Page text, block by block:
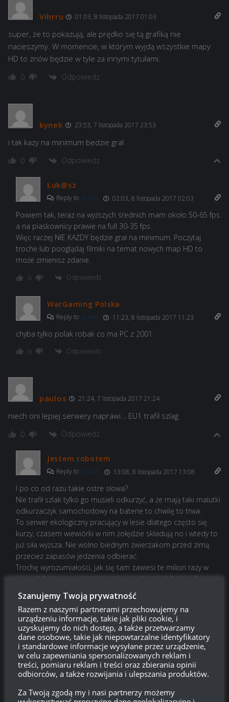
Vihrru 01:03, 8 listopada 2017 01:03
super, że to pokazują, ale prędko się tą grafiką nie
nacieszymy. W momencie, w którym wyjdą wszystkie mapy
HD to znów będzie w tyle za innymi tytułami.
0 Odpowiedz
kynek 23:53, 7 listopada 2017 23:53
i tak kazy na minimum bedzie gral
0 Odpowiedz
Łuk@sz
Reply to kynek 02:03, 8 listopada 2017 02:03
Powiem tak, teraz na wyższych średnich mam około 50-65 fps
a na piaskownicy prawie na full 30-35 fps.
Więc raczej NIE KAŻDY będzie grał na minimum. Poczytaj
troche lub pooglądaj filmiki na temat nowych map HD to
może zmienisz zdanie.
0 Odpowiedz
WarGaming Polska
Reply to kynek 11:23, 8 listopada 2017 11:23
chyba tylko polak robak co ma PC z 2001
0 Odpowiedz
paulos 21:24, 7 listopada 2017 21:24
niech oni lepiej serwery naprawi… EU1 trafił szlag
0 Odpowiedz
Jestem robotem
Reply to paulos 13:08, 8 listopada 2017 13:08
I po co od razu takie ostre słowa?
Nie trafił szlak tylko go musieli odkurzyć, a że mają taki malutki
odkurzaczyk samochodowy na baterie to chwilę to trwa.
To serwer ekologiczny pracujący w lesie dlatego często się
kurzy, czasem wiewiórki w nim żołędzie składują no i wtedy to
już siła wyższa. Nie wolno biednym zwierzakom przed zimą
przeciez zapasów jedzenia odbierać.
Trochę wyrozumiałości, jak się tam zawiesi te milion razy w
ciągu doby to przecież nie jest koniec świata. Jak twierdza czy
natarcie się wysypie to to będą raczej dzięcioły bo one te
żołędzie chcą wydobyć i dać piskletom. To przecież byłoby
nieludzkie takim maluchom odmawiać pożywienia, żeby te
kilkaset tysięcy graczy mogło pikselami walczyć ze sobą.
Apeluję do wszystkich, idźcie do lasu poszukać tych serwerów
i sami zobaczcie ile radości dają mieszkańcom!
0 Odpowiedz
Szanujemy Twoją prywatność
Razem z naszymi partnerami przechowujemy na
urządzeniu informacje, takie jak pliki cookie, i
uzyskujemy do nich dostęp, a także przetwarzamy
dane osobowe, takie jak niepowtarzalne identyfikatory
i standardowe informacje wysyłane przez urządzenie,
w celu zapewniania spersonalizowanych reklam i
treści, pomiaru reklam i treści oraz zbierania opinii
odbiorców, a także rozwijania i ulepszania produktów.
Za Twoją zgodą my i nasi partnerzy możemy